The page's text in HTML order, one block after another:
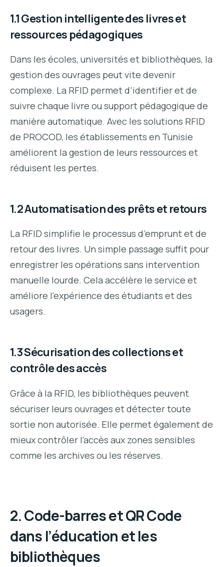
1.1 Gestion intelligente des livres et
ressources pédagogiques
Dans les écoles, universités et bibliothèques, la
gestion des ouvrages peut vite devenir
complexe. La RFID permet d’identifier et de
suivre chaque livre ou support pédagogique de
manière automatique. Avec les solutions RFID
de PROCOD, les établissements en Tunisie
améliorent la gestion de leurs ressources et
réduisent les pertes.
1.2 Automatisation des prêts et retours
La RFID simplifie le processus d’emprunt et de
retour des livres. Un simple passage suffit pour
enregistrer les opérations sans intervention
manuelle lourde. Cela accélère le service et
améliore l’expérience des étudiants et des
usagers.
1.3 Sécurisation des collections et
contrôle des accès
Grâce à la RFID, les bibliothèques peuvent
sécuriser leurs ouvrages et détecter toute
sortie non autorisée. Elle permet également de
mieux contrôler l’accès aux zones sensibles
comme les archives ou les réserves.
2. Code-barres et QR Code
dans l’éducation et les
bibliothèques